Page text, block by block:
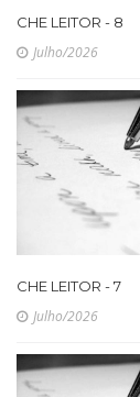
CHE LEITOR - 8
Julho/2026
CHE LEITOR - 7
Julho/2026